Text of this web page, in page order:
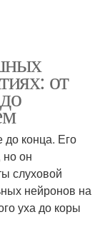
от
до конца. Его
но он
слуховой
нейронов на
уха до коры